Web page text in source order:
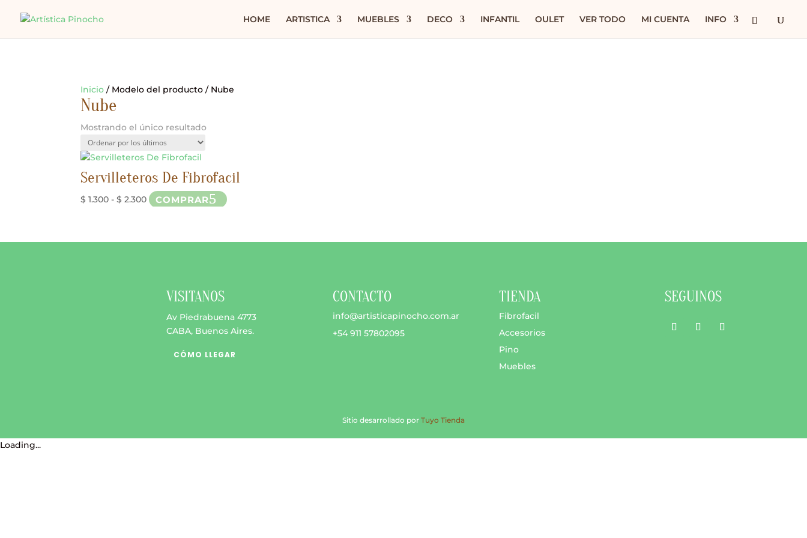
HOME ARTISTICA MUEBLES DECO INFANTIL OULET VER TODO MI CUENTA INFO
Inicio / Modelo del producto / Nube
Nube
Mostrando el único resultado
Servilleteros De Fibrofacil
$ 1.300 - $ 2.300Rango
COMPRAR
Este
elegir
en
la
VISITANOS
Av Piedrabuena 4773
CABA, Buenos Aires.
CÓMO LLEGAR
CONTACTO
info@artisticapinocho.com.ar
+54 911 57802095
TIENDA
Fibrofacil
Accesorios
Pino
Muebles
SEGUINOS
Sitio desarrollado por Tuyo Tienda
Loading...